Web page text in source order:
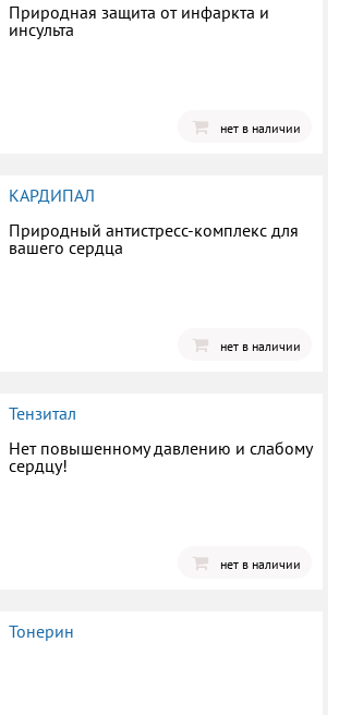
Природная защита от инфаркта и
инсульта
нет в наличии
КАРДИПАЛ
Природный антистресс-комплекс для
вашего сердца
нет в наличии
Тензитал
Нет повышенному давлению и слабому
сердцу!
нет в наличии
Тонерин